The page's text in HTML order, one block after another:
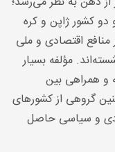
دو کشور ژاپن و کره
اقتصادی و ملی
مؤلفه بسیار
و همراهی بین
گروهی از کشورهای
و سیاسی حاصل